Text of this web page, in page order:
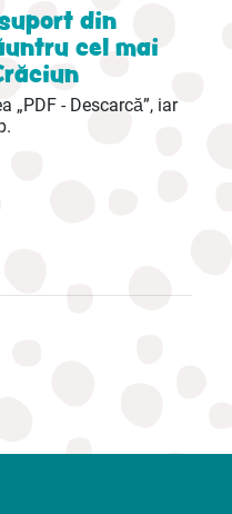
din
cel mai
„PDF - Descarcă”, iar